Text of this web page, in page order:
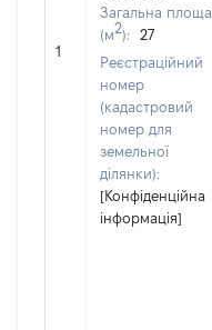
1
Загальна площа
(м2):
27
Реєстраційний
номер
(кадастровий
номер для
земельної
ділянки):
[Конфіденційна
інформація]